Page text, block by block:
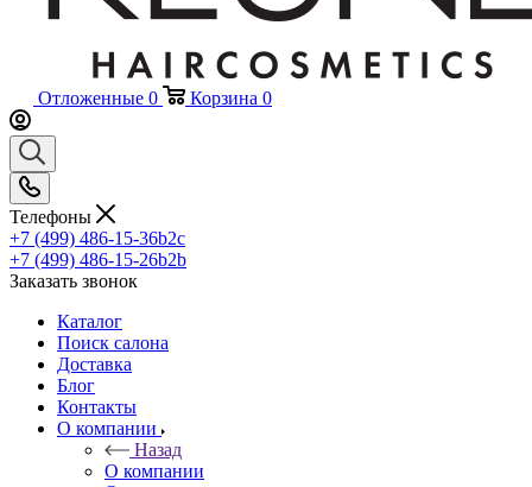
Отложенные 0 Корзина 0
Телефоны
+7 (499) 486-15-36b2c
+7 (499) 486-15-26b2b
Заказать звонок
Каталог
Поиск салона
Доставка
Блог
Контакты
О компании
Назад
О компании